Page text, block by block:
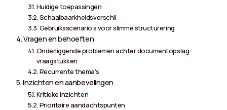
Huidige toepassingen
Schaalbaarkheidsverschil
Gebruiksscenario’s voor slimme structurering
Vragen en behoeften
Onderliggende problemen achter documentopslag-
vraagstukken
Recurrente thema’s
Inzichten en aanbevelingen
Kritieke inzichten
Prioritaire aandachtspunten